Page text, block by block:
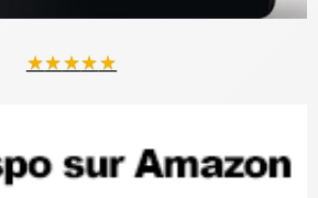
★★★★★